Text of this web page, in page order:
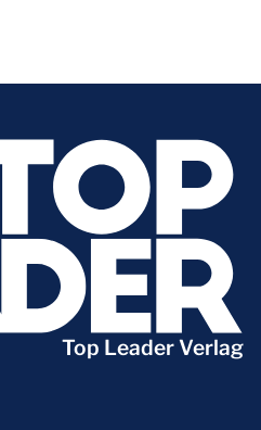
Top Leader Verlag